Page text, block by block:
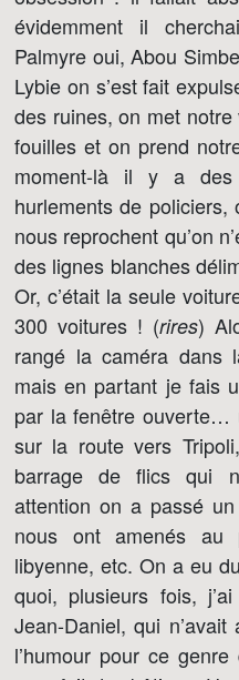
évidemment il
Palmyre oui, Abou
Lybie on s’est fait
des ruines, on met
fouilles et on prend
moment-là il y a
hurlements de
nous reprochent qu’on
des lignes blanches
Or, c’était la seule
300 voitures ! (rires)
rangé la caméra dans
mais en partant je fais
par la fenêtre ouverte…
sur la route vers
barrage de flics qui
attention on a passé
nous ont amenés au
libyenne, etc. On a eu
quoi, plusieurs fois,
Jean-Daniel, qui
l’humour pour ce